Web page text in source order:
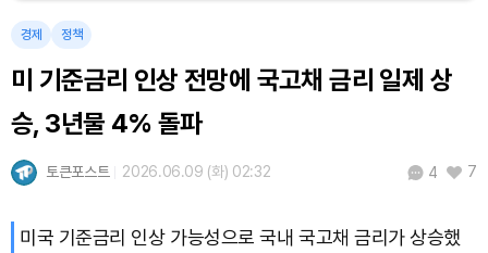
Solana (SOL)
TRON (TRX) ₩ 461.3(+0.28%)
Hyperliquid (HYPE)
Bitcoin (BTC) ₩91,293,315(+1.01%)
경제 정책
미 기준금리 인상 전망에 국고채 금리 일제 상
승, 3년물 4% 돌파
토큰포스트 2026.06.09 (화) 02:32 4 7
미국 기준금리 인상 가능성으로 국내 국고채 금리가 상승했